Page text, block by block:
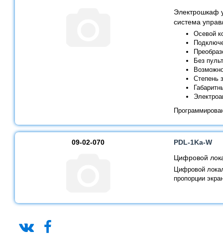
Электрошкаф
система
Осевой
Без
Степень
09-02-070
PDL-1Ka-W
Цифровой
Цифровой
пропорции